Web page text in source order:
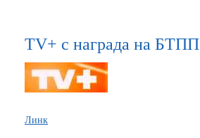
TV+ с награда на БТПП
Линк